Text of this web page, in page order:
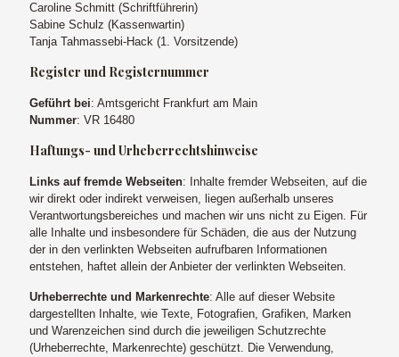
Caroline Schmitt (Schriftführerin)
Sabine Schulz (Kassenwartin)
Tanja Tahmassebi-Hack (1. Vorsitzende)
Register und Registernummer
Geführt bei: Amtsgericht Frankfurt am Main
Nummer: VR 16480
Haftungs- und Urheberrechtshinweise
Links auf fremde Webseiten: Inhalte fremder Webseiten, auf die
wir direkt oder indirekt verweisen, liegen außerhalb unseres
Verantwortungsbereiches und machen wir uns nicht zu Eigen. Für
alle Inhalte und insbesondere für Schäden, die aus der Nutzung
der in den verlinkten Webseiten aufrufbaren Informationen
entstehen, haftet allein der Anbieter der verlinkten Webseiten.
Urheberrechte und Markenrechte: Alle auf dieser Website
dargestellten Inhalte, wie Texte, Fotografien, Grafiken, Marken
und Warenzeichen sind durch die jeweiligen Schutzrechte
(Urheberrechte, Markenrechte) geschützt. Die Verwendung,